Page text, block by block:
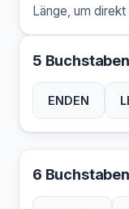
Länge, um
5 Buchstaben
ENDEN
6 Buchstaben